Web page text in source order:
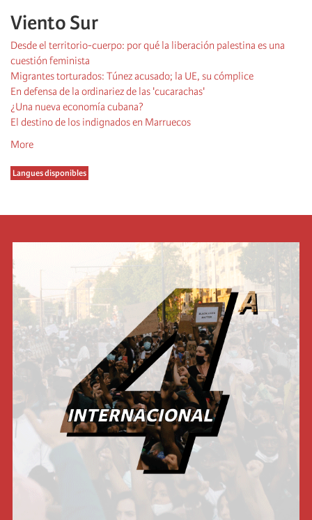
Viento Sur
Desde el territorio-cuerpo: por qué la liberación palestina es una
cuestión feminista
Migrantes torturados: Túnez acusado; la UE, su cómplice
En defensa de la ordinariez de las 'cucarachas'
¿Una nueva economía cubana?
El destino de los indignados en Marruecos
More
Langues disponibles